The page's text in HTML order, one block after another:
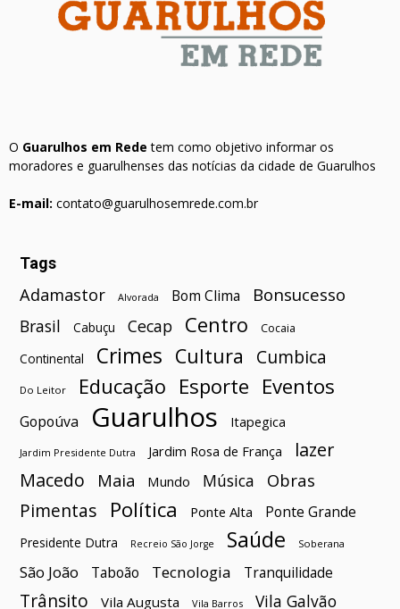
O Guarulhos em Rede tem como objetivo informar os
moradores e guarulhenses das notícias da cidade de Guarulhos
E-mail: contato@guarulhosemrede.com.br
Tags
Adamastor Alvorada Bom Clima Bonsucesso
Brasil Cabuçu Cecap Centro Cocaia
Continental Crimes Cultura Cumbica
Do Leitor Educação Esporte Eventos
Gopoúva Guarulhos Itapegica
Jardim Presidente Dutra Jardim Rosa de França
lazer
Macedo
Maia Mundo Música Obras
Pimentas Política Ponte Alta Ponte Grande
Presidente Dutra Recreio São Jorge Saúde Soberana
São João Taboão Tecnologia Tranquilidade
Trânsito Vila Augusta Vila Barros Vila Galvão